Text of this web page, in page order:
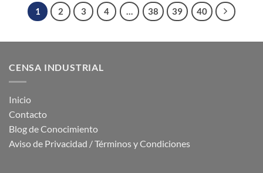
1 2 3 4 … 38 39 40
CENSA INDUSTRIAL
Inicio
Contacto
Blog de Conocimiento
Aviso de Privacidad / Términos y Condiciones